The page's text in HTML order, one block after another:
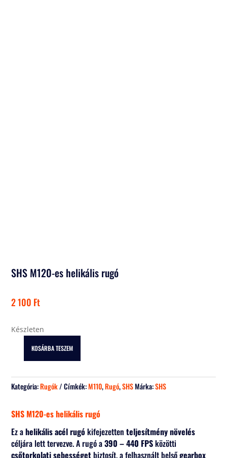
SHS M120-es helikális rugó
2 100 Ft
Készleten
es
helikális
mennyiség
KOSÁRBA TESZEM
Kategória:Rugók Címkék:M110,Rugó,SHSMárka:SHS
SHS M120-es helikális rugó
Ez ahelikális acél rugókifejezettenteljesítmény növelés
céljára lett tervezve. A rugó a390 – 440 FPSközötti
csőtorkolati sebességetbiztosít, a felhasznált belsőgearbox